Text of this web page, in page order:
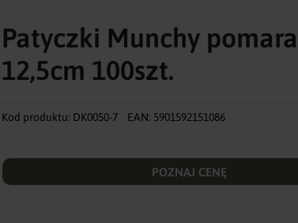
Patyczki Munchy
12,5cm 100szt.
Kod produktu: DK0050-7 EAN: 5901592151086
POZNAJ CENĘ